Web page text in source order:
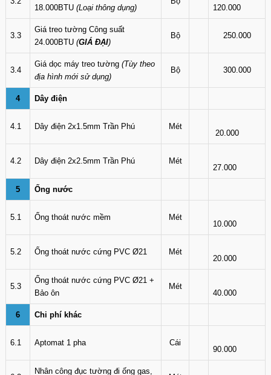
18.000BTU (Loại thông dụng) 120.000
3.3
Giá treo tường Công suất
24.000BTU (GIÁ ĐẠI)
Bộ 250.000
3.4
Giá dọc máy treo tường (Tùy theo
địa hình mới sử dụng)
Bộ 300.000
4 Dây điện
4.1 Dây điện 2x1.5mm Trần Phú Mét
20.000
4.2 Dây điện 2x2.5mm Trần Phú Mét
27.000
5 Ống nước
5.1 Ống thoát nước mềm Mét
10.000
5.2 Ống thoát nước cứng PVC Ø21 Mét
20.000
5.3
Ống thoát nước cứng PVC Ø21 +
Bảo ôn
Mét
40.000
6 Chi phí khác
6.1 Aptomat 1 pha Cái
90.000
Nhân công đục tường đi ống gas,